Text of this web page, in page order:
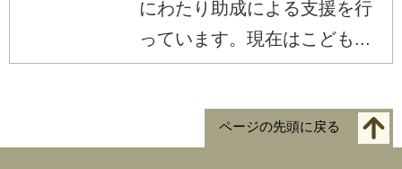
にわたり助成による支援を行
っています。現在はこども...
ページの先頭に戻る